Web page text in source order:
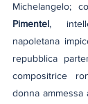
Michelangelo;
Pimentel,
napoletana
repubblica
compositrice